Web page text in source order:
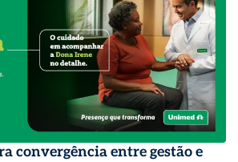
convergência entre gestão e